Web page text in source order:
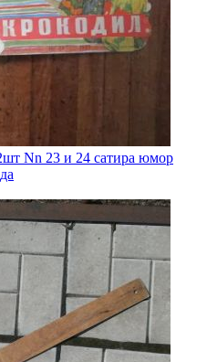
Nn 23 и 24 сатира юмор